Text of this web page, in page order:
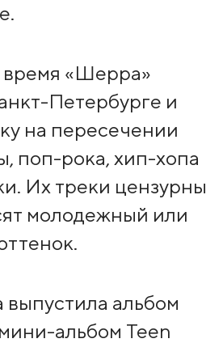
«Шерра»
Петербурге и
на пересечении
поп-рока, хип-хопа
Их треки цензурны
молодежный или
выпустила альбом
альбом Teen